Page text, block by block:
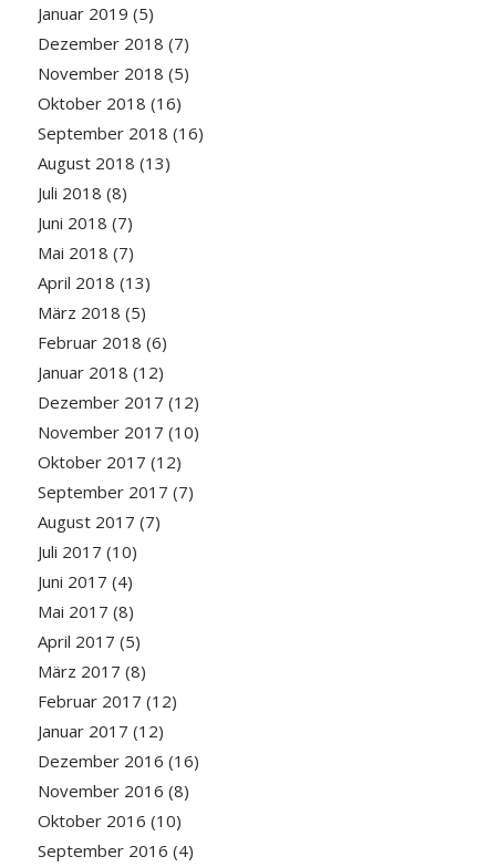
Januar 2019 (5)
Dezember 2018 (7)
November 2018 (5)
Oktober 2018 (16)
September 2018 (16)
August 2018 (13)
Juli 2018 (8)
Juni 2018 (7)
Mai 2018 (7)
April 2018 (13)
März 2018 (5)
Februar 2018 (6)
Januar 2018 (12)
Dezember 2017 (12)
November 2017 (10)
Oktober 2017 (12)
September 2017 (7)
August 2017 (7)
Juli 2017 (10)
Juni 2017 (4)
Mai 2017 (8)
April 2017 (5)
März 2017 (8)
Februar 2017 (12)
Januar 2017 (12)
Dezember 2016 (16)
November 2016 (8)
Oktober 2016 (10)
September 2016 (4)